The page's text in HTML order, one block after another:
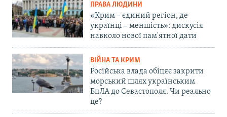
ПРАВА ЛЮДИНИ
«Крим – єдиний регіон, де
українці – меншість»: дискусія
навколо нової пам'ятної дати
ВІЙНА ТА КРИМ
Російська влада обіцяє закрити
морський шлях українським
БпЛА до Севастополя. Чи реально
це?